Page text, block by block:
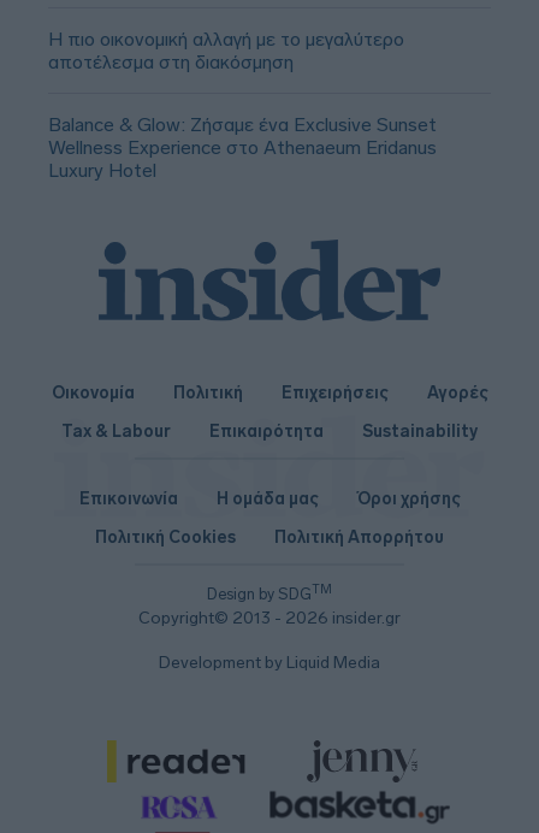
Η πιο οικονομική αλλαγή με το μεγαλύτερο
αποτέλεσμα στη διακόσμηση
Balance & Glow: Ζήσαμε ένα Exclusive Sunset
Wellness Experience στο Athenaeum Eridanus
Luxury Hotel
Οικονομία Πολιτική Επιχειρήσεις
Αγορές
Tax & Labour
Επικαιρότητα Sustainability
Design by SDGTM
Copyright© 2013 - 2026 insider.gr
Επικοινωνία Η ομάδα μας
Όροι χρήσης
Πολιτική Cookies
Πολιτική Απορρήτου
Development by Liquid Media